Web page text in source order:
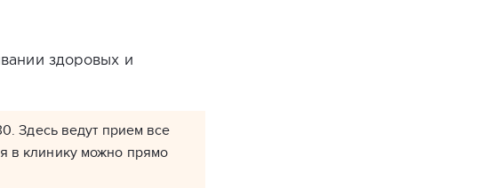
здоровых и
Здесь ведут прием все
в клинику можно прямо